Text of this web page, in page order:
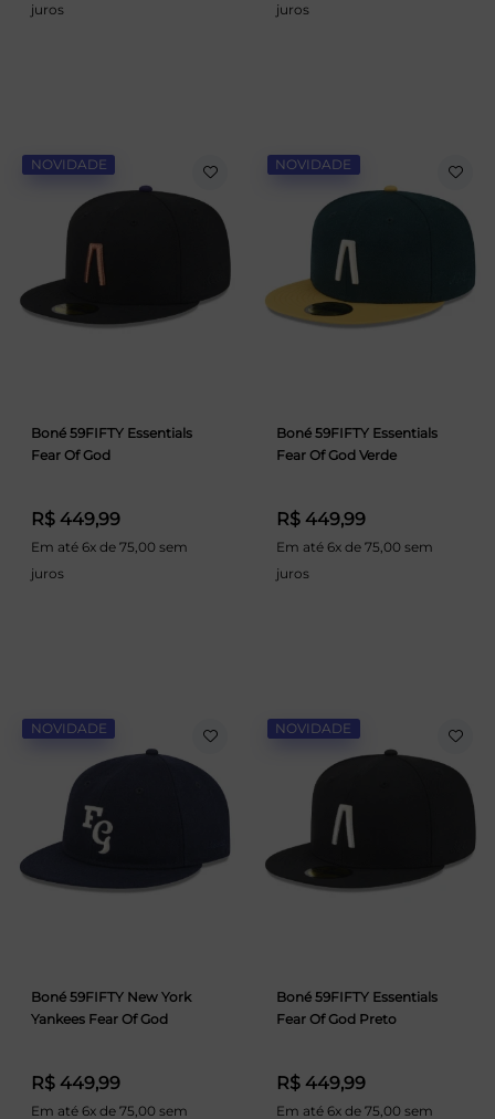
juros
juros
NOVIDADE
Boné 59FIFTY Essentials
Fear Of God
R$ 449,99
Em até 6x de 75,00 sem
juros
NOVIDADE
Boné 59FIFTY Essentials
Fear Of God Verde
R$ 449,99
Em até 6x de 75,00 sem
juros
NOVIDADE
Boné 59FIFTY New York
Yankees Fear Of God
R$ 449,99
Em até 6x de 75,00 sem
NOVIDADE
Boné 59FIFTY Essentials
Fear Of God Preto
R$ 449,99
Em até 6x de 75,00 sem